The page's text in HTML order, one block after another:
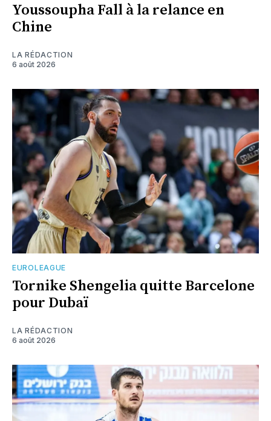
Youssoupha Fall à la relance en
Chine
LA RÉDACTION
6 août 2026
EUROLEAGUE
Tornike Shengelia quitte Barcelone
pour Dubaï
LA RÉDACTION
6 août 2026